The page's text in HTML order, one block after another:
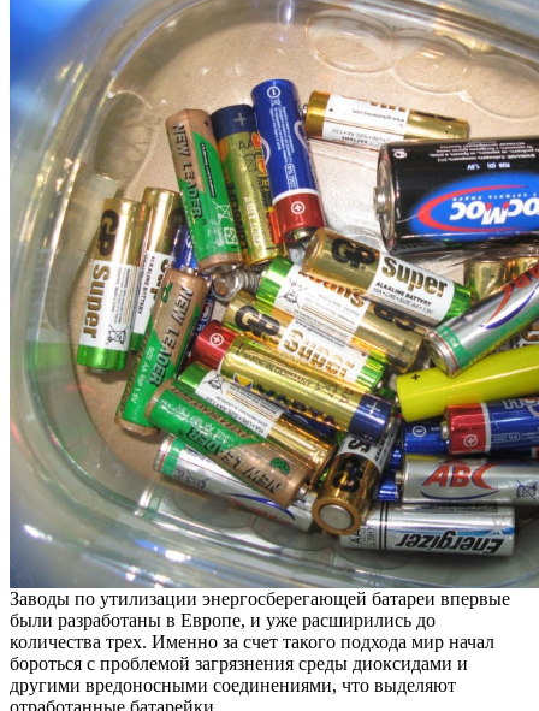
Заводы по утилизации энергосберегающей батареи впервые
были разработаны в Европе, и уже расширились до
количества трех. Именно за счет такого подхода мир начал
бороться с проблемой загрязнения среды диоксидами и
другими вредоносными соединениями, что выделяют